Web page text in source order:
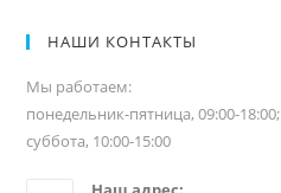
НАШИ КОНТАКТЫ
Мы работаем:
понедельник-пятница, 09:00-18:00;
суббота, 10:00-15:00